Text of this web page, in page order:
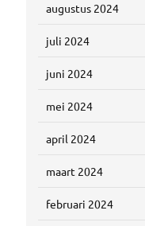
augustus 2024
juli 2024
juni 2024
mei 2024
april 2024
maart 2024
februari 2024